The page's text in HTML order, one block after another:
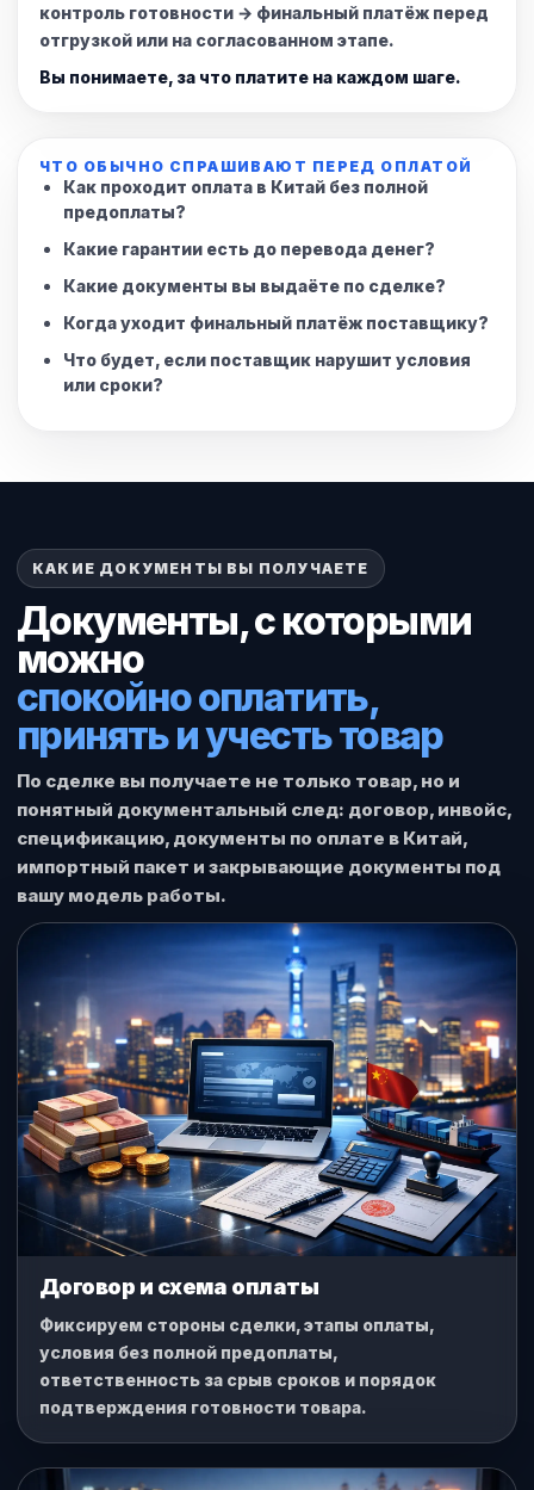
контроль готовности → финальный платёж перед
отгрузкой или на согласованном этапе.
Вы понимаете, за что платите на каждом шаге.
ЧТО ОБЫЧНО СПРАШИВАЮТ ПЕРЕД ОПЛАТОЙ
Как проходит оплата в Китай без полной
предоплаты?
Какие гарантии есть до перевода денег?
Какие документы вы выдаёте по сделке?
Когда уходит финальный платёж поставщику?
Что будет, если поставщик нарушит условия
или сроки?
КАКИЕ ДОКУМЕНТЫ ВЫ ПОЛУЧАЕТЕ
Документы, с которыми
можно
спокойно оплатить,
принять и учесть товар
По сделке вы получаете не только товар, но и
понятный документальный след: договор, инвойс,
спецификацию, документы по оплате в Китай,
импортный пакет и закрывающие документы под
вашу модель работы.
Договор и схема оплаты
Фиксируем стороны сделки, этапы оплаты,
условия без полной предоплаты,
ответственность за срыв сроков и порядок
подтверждения готовности товара.